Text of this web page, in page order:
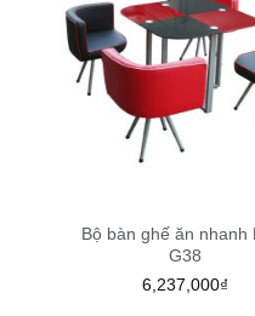
Bộ bàn ghế ăn nhanh
G38
6,237,000₫